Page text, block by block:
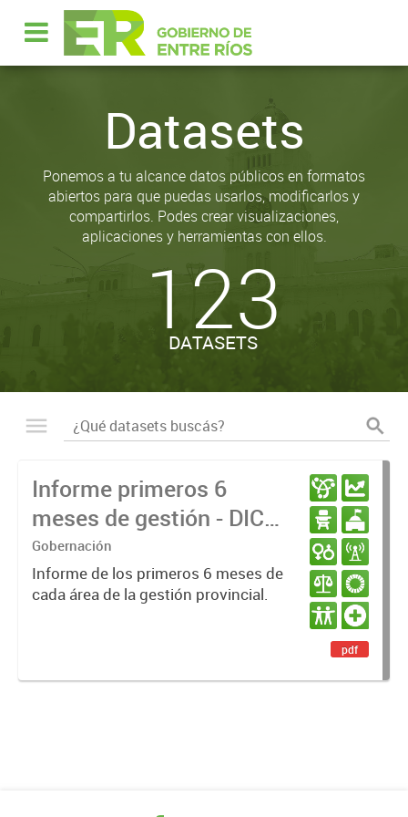
Datasets
Ponemos a tu alcance datos públicos en formatos
abiertos para que puedas usarlos, modificarlos y
compartirlos. Podes crear visualizaciones,
aplicaciones y herramientas con ellos.
123
DATASETS
Informe primeros 6
meses de gestión - DIC
23 / JUN 24
Gobernación
Informe de los primeros 6 meses de
cada área de la gestión provincial.
pdf